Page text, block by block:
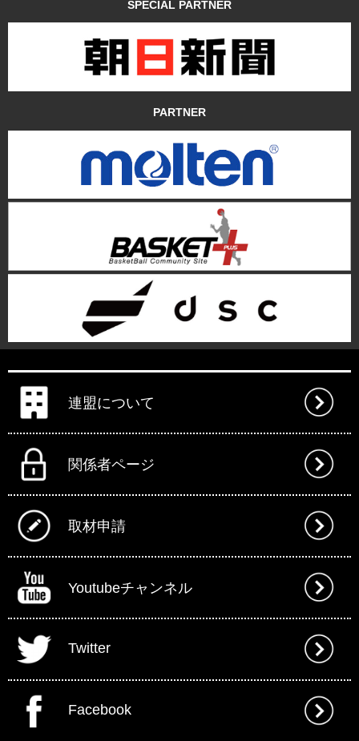
SPECIAL PARTNER
PARTNER
連盟について
関係者ページ
取材申請
Youtubeチャンネル
Twitter
Facebook